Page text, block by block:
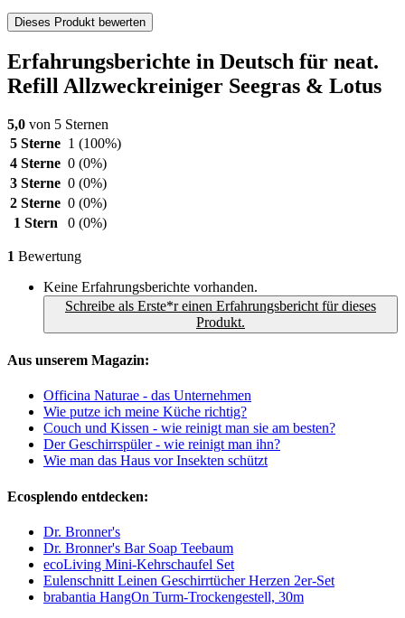
Dieses Produkt bewerten
Erfahrungsberichte in Deutsch für neat.
Refill Allzweckreiniger Seegras & Lotus
5,0 von 5 Sternen
5 Sterne 1 (100%)
4 Sterne 0 (0%)
3 Sterne 0 (0%)
2 Sterne 0 (0%)
1 Stern
0 (0%)
1 Bewertung
Keine Erfahrungsberichte vorhanden.
Schreibe als Erste*r einen Erfahrungsbericht für dieses
Produkt.
Aus unserem Magazin:
Officina Naturae - das Unternehmen
Wie putze ich meine Küche richtig?
Couch und Kissen - wie reinigt man sie am besten?
Der Geschirrspüler - wie reinigt man ihn?
Wie man das Haus vor Insekten schützt
Ecosplendo entdecken:
Dr. Bronner's
Dr. Bronner's Bar Soap Teebaum
ecoLiving Mini-Kehrschaufel Set
Eulenschnitt Leinen Geschirrtücher Herzen 2er-Set
brabantia HangOn Turm-Trockengestell, 30m